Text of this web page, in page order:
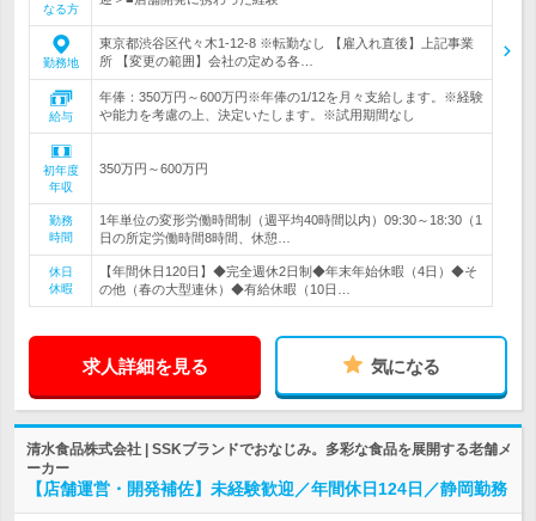
なる方
勤務地
東京都渋谷区代々木1-12-8 ※転勤なし 【雇入れ直後】上記事業
所 【変更の範囲】会社の定める各…
給与
年俸：350万円～600万円※年俸の1/12を月々支給します。※経験
や能力を考慮の上、決定いたします。※試用期間なし
初年度
年収
350万円～600万円
勤務
時間
1年単位の変形労働時間制（週平均40時間以内）09:30～18:30（1
日の所定労働時間8時間、休憩…
休日
休暇
【年間休日120日】◆完全週休2日制◆年末年始休暇（4日）◆そ
の他（春の大型連休）◆有給休暇（10日…
求人詳細を見る 気になる
清水食品株式会社 | SSKブランドでおなじみ。多彩な食品を展開する老舗メ
ーカー
【店舗運営・開発補佐】未経験歓迎／年間休日124日／静岡勤務